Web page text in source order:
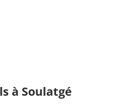
à Soulatgé